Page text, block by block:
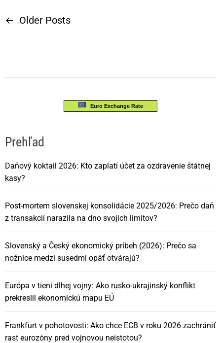
N
g
á
c
i
a
v
č
l
á
n
← Older Posts
Euro Exchange Rate
Prehľad
Daňový koktail 2026: Kto zaplatí účet za ozdravenie štátnej
kasy?
Post-mortem slovenskej konsolidácie 2025/2026: Prečo daň
z transakcií narazila na dno svojich limitov?
Slovenský a Český ekonomický príbeh (2026): Prečo sa
nožnice medzi susedmi opäť otvárajú?
Európa v tieni dlhej vojny: Ako rusko-ukrajinský konflikt
prekreslil ekonomickú mapu EÚ
Frankfurt v pohotovosti: Ako chce ECB v roku 2026 zachrániť
rast eurozóny pred vojnovou neistotou?